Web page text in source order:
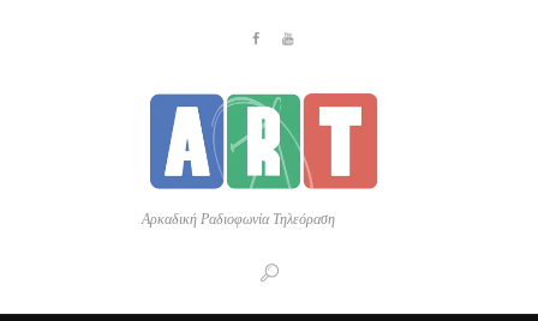
Αρκαδική Ραδιοφωνία Τηλεόραση